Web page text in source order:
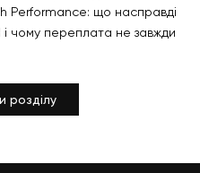
Performance: що насправді
чому переплата не завжди
розділу